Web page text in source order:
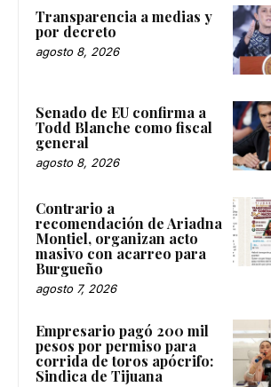
Transparencia a medias y
por decreto
agosto 8, 2026
Senado de EU confirma a
Todd Blanche como fiscal
general
agosto 8, 2026
Contrario a
recomendación de Ariadna
Montiel, organizan acto
masivo con acarreo para
Burgueño
agosto 7, 2026
Empresario pagó 200 mil
pesos por permiso para
corrida de toros apócrifo:
Sindica de Tijuana